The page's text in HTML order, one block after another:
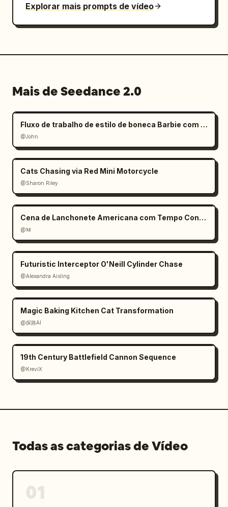
Explorar mais prompts de vídeo
Mais de Seedance 2.0
Fluxo de trabalho de estilo de boneca Barbie com mãos gigantes
@John
Cats Chasing via Red Mini Motorcycle
@Sharon Riley
Cena de Lanchonete Americana com Tempo Congelado
@𝐌
Futuristic Interceptor O'Neill Cylinder Chase
@Alexandra Aisling
Magic Baking Kitchen Cat Transformation
@探路AI
19th Century Battlefield Cannon Sequence
@KreviX
Todas as categorias de Vídeo